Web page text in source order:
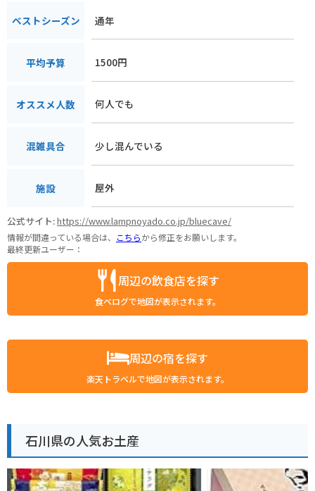
ベストシーズン 通年
平均予算 1500円
オススメ人数 何人でも
混雑具合 少し混んでいる
施設 屋外
公式サイト:https://www.lampnoyado.co.jp/bluecave/
情報が間違っている場合は、 こちらから修正をお願いします。
最終更新ユーザー：
周辺の飲食店を探す
食べログで地図が表示されます。
周辺の宿を探す
楽天トラベルで地図が表示されます。
石川県の人気お土産